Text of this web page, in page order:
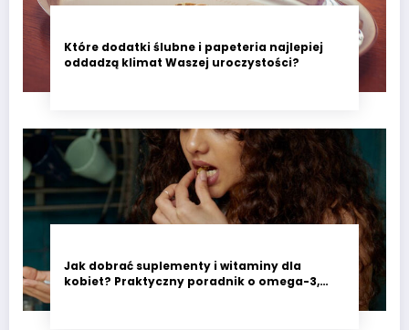
Które dodatki ślubne i papeteria najlepiej
oddadzą klimat Waszej uroczystości?
Jak dobrać suplementy i witaminy dla
kobiet? Praktyczny poradnik o omega-3,